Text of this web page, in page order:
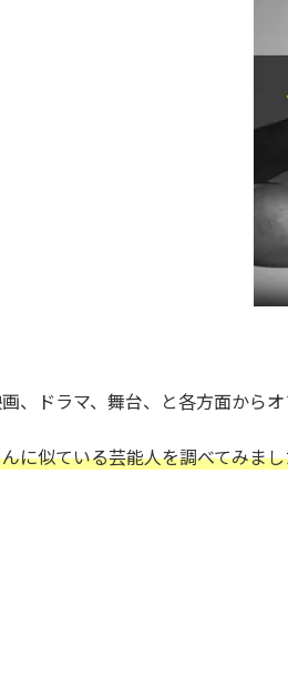
、ドラマ、舞台、と各方面から
に似ている芸能人を調べてみま